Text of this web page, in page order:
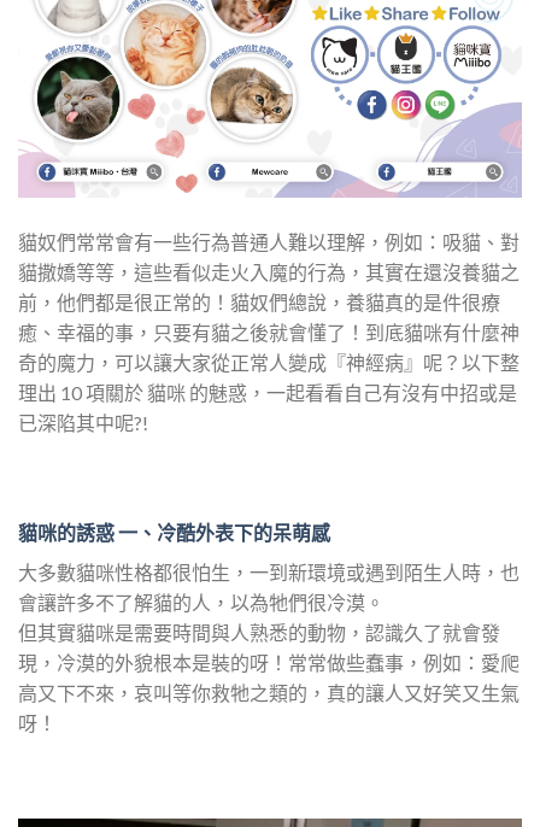
貓奴們常常會有一些行為普通人難以理解，例如：吸貓、對
貓撒嬌等等，這些看似走火入魔的行為，其實在還沒養貓之
前，他們都是很正常的！貓奴們總說，養貓真的是件很療
癒、幸福的事，只要有貓之後就會懂了！到底貓咪有什麼神
奇的魔力，可以讓大家從正常人變成『神經病』呢？以下整
理出 10 項關於 貓咪 的魅惑，一起看看自己有沒有中招或是
已深陷其中呢?!
貓咪的誘惑 一、冷酷外表下的呆萌感
大多數貓咪性格都很怕生，一到新環境或遇到陌生人時，也
會讓許多不了解貓的人，以為牠們很冷漠。
但其實貓咪是需要時間與人熟悉的動物，認識久了就會發
現，冷漠的外貌根本是裝的呀！常常做些蠢事，例如：愛爬
高又下不來，哀叫等你救牠之類的，真的讓人又好笑又生氣
呀！